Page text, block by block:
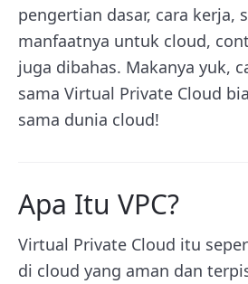
pengertian dasar, cara kerja,
manfaatnya untuk cloud,
juga dibahas. Makanya yuk,
sama Virtual Private Cloud
sama dunia cloud!
Apa Itu VPC?
Virtual Private Cloud itu
di cloud yang aman dan